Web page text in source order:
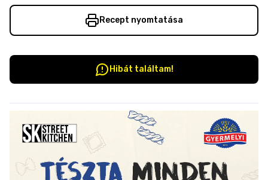
Recept nyomtatása
Hibát találtam!